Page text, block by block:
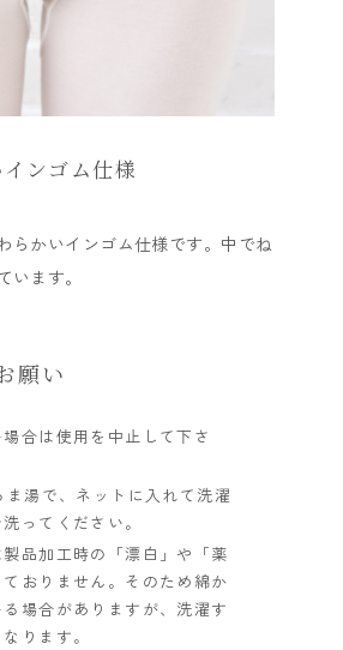
ンゴム仕様
らかいインゴム仕様です。中でね
います。
願い
合は使用を中止して下さ
湯で、ネットに入れて洗濯
ってください。
品加工時の「漂白」や「薬
おりません。そのため綿か
場合がありますが、洗濯す
ります。